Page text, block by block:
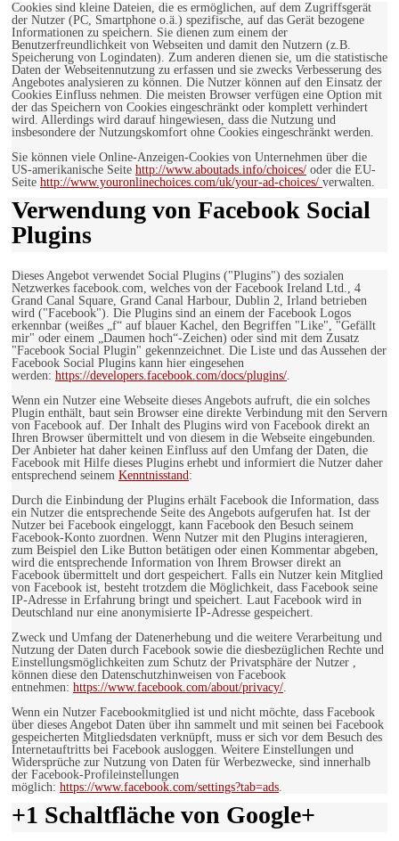
Cookies sind kleine Dateien, die es ermöglichen, auf dem Zugriffsgerät
der Nutzer (PC, Smartphone o.ä.) spezifische, auf das Gerät bezogene
Informationen zu speichern. Sie dienen zum einem der
Benutzerfreundlichkeit von Webseiten und damit den Nutzern (z.B.
Speicherung von Logindaten). Zum anderen dienen sie, um die statistische
Daten der Webseitennutzung zu erfassen und sie zwecks Verbesserung des
Angebotes analysieren zu können. Die Nutzer können auf den Einsatz der
Cookies Einfluss nehmen. Die meisten Browser verfügen eine Option mit
der das Speichern von Cookies eingeschränkt oder komplett verhindert
wird. Allerdings wird darauf hingewiesen, dass die Nutzung und
insbesondere der Nutzungskomfort ohne Cookies eingeschränkt werden.
Sie können viele Online-Anzeigen-Cookies von Unternehmen über die
US-amerikanische Seite http://www.aboutads.info/choices/ oder die EU-
Seite http://www.youronlinechoices.com/uk/your-ad-choices/ verwalten.
Verwendung von Facebook Social
Plugins
Dieses Angebot verwendet Social Plugins ("Plugins") des sozialen
Netzwerkes facebook.com, welches von der Facebook Ireland Ltd., 4
Grand Canal Square, Grand Canal Harbour, Dublin 2, Irland betrieben
wird ("Facebook"). Die Plugins sind an einem der Facebook Logos
erkennbar (weißes „f“ auf blauer Kachel, den Begriffen "Like", "Gefällt
mir" oder einem „Daumen hoch“-Zeichen) oder sind mit dem Zusatz
"Facebook Social Plugin" gekennzeichnet. Die Liste und das Aussehen der
Facebook Social Plugins kann hier eingesehen
werden: https://developers.facebook.com/docs/plugins/.
Wenn ein Nutzer eine Webseite dieses Angebots aufruft, die ein solches
Plugin enthält, baut sein Browser eine direkte Verbindung mit den Servern
von Facebook auf. Der Inhalt des Plugins wird von Facebook direkt an
Ihren Browser übermittelt und von diesem in die Webseite eingebunden.
Der Anbieter hat daher keinen Einfluss auf den Umfang der Daten, die
Facebook mit Hilfe dieses Plugins erhebt und informiert die Nutzer daher
entsprechend seinem Kenntnisstand:
Durch die Einbindung der Plugins erhält Facebook die Information, dass
ein Nutzer die entsprechende Seite des Angebots aufgerufen hat. Ist der
Nutzer bei Facebook eingeloggt, kann Facebook den Besuch seinem
Facebook-Konto zuordnen. Wenn Nutzer mit den Plugins interagieren,
zum Beispiel den Like Button betätigen oder einen Kommentar abgeben,
wird die entsprechende Information von Ihrem Browser direkt an
Facebook übermittelt und dort gespeichert. Falls ein Nutzer kein Mitglied
von Facebook ist, besteht trotzdem die Möglichkeit, dass Facebook seine
IP-Adresse in Erfahrung bringt und speichert. Laut Facebook wird in
Deutschland nur eine anonymisierte IP-Adresse gespeichert.
Zweck und Umfang der Datenerhebung und die weitere Verarbeitung und
Nutzung der Daten durch Facebook sowie die diesbezüglichen Rechte und
Einstellungsmöglichkeiten zum Schutz der Privatsphäre der Nutzer ,
können diese den Datenschutzhinweisen von Facebook
entnehmen: https://www.facebook.com/about/privacy/.
Wenn ein Nutzer Facebookmitglied ist und nicht möchte, dass Facebook
über dieses Angebot Daten über ihn sammelt und mit seinen bei Facebook
gespeicherten Mitgliedsdaten verknüpft, muss er sich vor dem Besuch des
Internetauftritts bei Facebook ausloggen. Weitere Einstellungen und
Widersprüche zur Nutzung von Daten für Werbezwecke, sind innerhalb
der Facebook-Profileinstellungen
möglich: https://www.facebook.com/settings?tab=ads.
+1 Schaltfläche von Google+